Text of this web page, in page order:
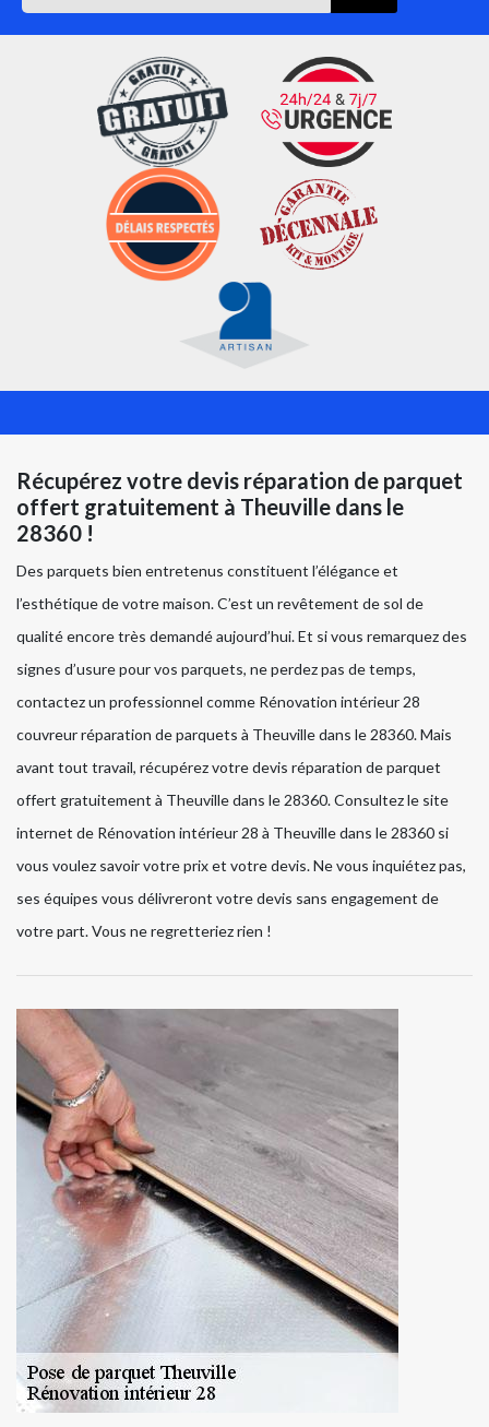
Récupérez votre devis réparation de parquet
offert gratuitement à Theuville dans le
28360 !
Des parquets bien entretenus constituent l’élégance et
l’esthétique de votre maison. C’est un revêtement de sol de
qualité encore très demandé aujourd’hui. Et si vous remarquez des
signes d’usure pour vos parquets, ne perdez pas de temps,
contactez un professionnel comme Rénovation intérieur 28
couvreur réparation de parquets à Theuville dans le 28360. Mais
avant tout travail, récupérez votre devis réparation de parquet
offert gratuitement à Theuville dans le 28360. Consultez le site
internet de Rénovation intérieur 28 à Theuville dans le 28360 si
vous voulez savoir votre prix et votre devis. Ne vous inquiétez pas,
ses équipes vous délivreront votre devis sans engagement de
votre part. Vous ne regretteriez rien !